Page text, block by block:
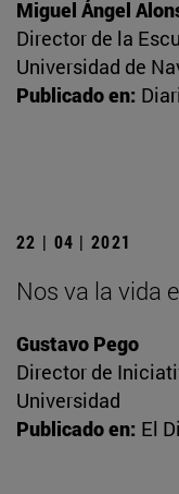
Miguel Ángel
Director de la
Universidad de
Publicado en:
22 | 04 | 2021
Nos va la vida
Gustavo Pego
Director de
Universidad
Publicado en: El